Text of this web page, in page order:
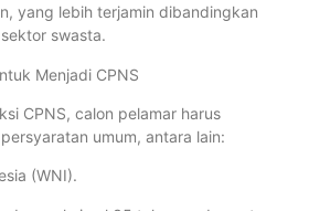
yang lebih terjamin dibandingkan
swasta.
Menjadi CPNS
CPNS, calon pelamar harus
umum, antara lain:
(WNI).